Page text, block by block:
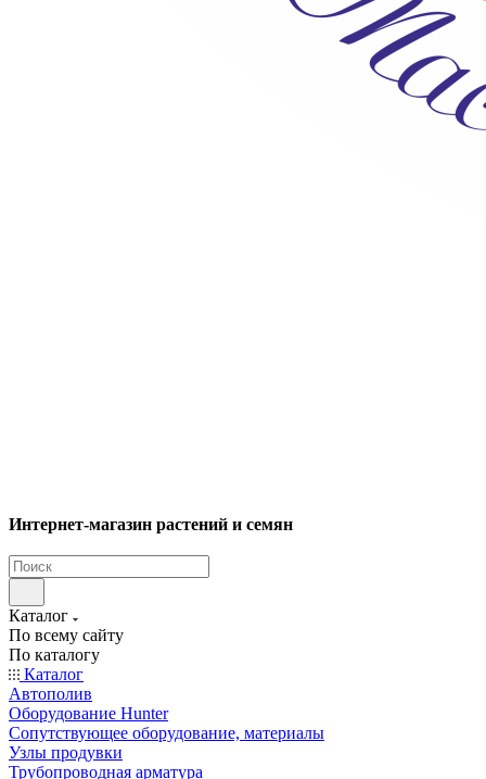
Интернет-магазин растений и семян
Каталог
По всему сайту
По каталогу
Каталог
Автополив
Оборудование Hunter
Сопутствующее оборудование, материалы
Узлы продувки
Трубопроводная арматура